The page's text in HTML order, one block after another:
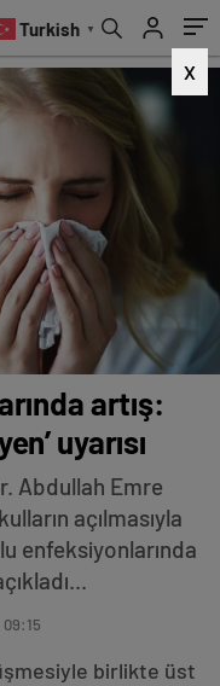
Turkish ▼
X
artış:
uyarısı
Abdullah Emre
açılmasıyla
enfeksiyonlarında
birlikte üst